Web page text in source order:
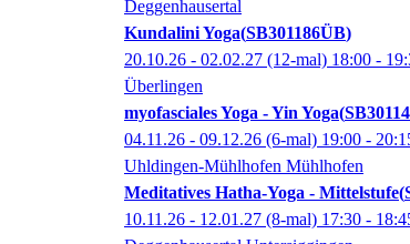
Deggenhausertal
Kundalini Yoga SB301186ÜB
20.10.26 - 02.02.27 (12-mal) 18:00 -
Überlingen
myofasciales Yoga - Yin Yoga
04.11.26 - 09.12.26 (6-mal) 19:00 -
Uhldingen-Mühlhofen Mühlhofen
Meditatives Hatha-Yoga - Mittelstufe
10.11.26 - 12.01.27 (8-mal) 17:30 -